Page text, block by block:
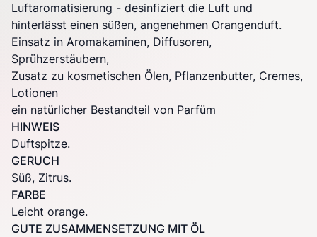
Luftaromatisierung - desinfiziert die Luft und
hinterlässt einen süßen, angenehmen Orangenduft.
Einsatz in Aromakaminen, Diffusoren,
Sprühzerstäubern,
Zusatz zu kosmetischen Ölen, Pflanzenbutter, Cremes,
Lotionen
ein natürlicher Bestandteil von Parfüm
HINWEIS
Duftspitze.
GERUCH
Süß, Zitrus.
FARBE
Leicht orange.
GUTE ZUSAMMENSETZUNG MIT ÖL